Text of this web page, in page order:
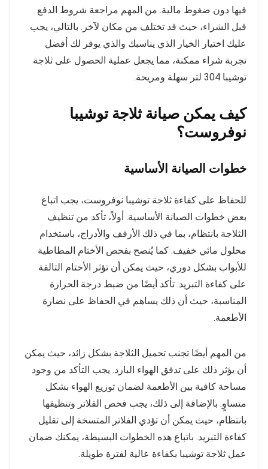
فيها دون ضغوط مالية. من المهم مراجعة شروط الدفع
قبل الشراء، حيث قد تختلف من مكان لآخر. بالتالي، يجب
عليك اختيار الخيار الذي يناسبك والذي يوفر لك أفضل
تجربة شراء ممكنة، مما يجعل عملية الحصول على ثلاجة
توشيبا 304 لتر سهلة ومريحة.
كيف يمكن صيانة ثلاجة توشيبا
نوفروست؟
خطوات الصيانة الأساسية
للحفاظ على كفاءة ثلاجة توشيبا نوفروست، يجب اتباع
بعض خطوات الصيانة الأساسية. أولاً، تأكد من تنظيف
الثلاجة بانتظام، بما في ذلك الأرفف والأدراج، باستخدام
محلول مائي خفيف. كما يُنصح بفحص الأختام المطاطية
للأبواب بشكل دوري، حيث يمكن أن تؤثر الأختام التالفة
على كفاءة التبريد. تأكد أيضًا من ضبط درجة الحرارة
المناسبة، حيث أن ذلك يساهم في الحفاظ على نضارة
الأطعمة.
من المهم أيضًا تجنب تحميل الثلاجة بشكل زائد، حيث يمكن
أن يؤثر ذلك على تدفق الهواء البارد. يجب التأكد من وجود
مساحة كافية بين الأطعمة لضمان توزيع الهواء بشكل
متساوٍ. بالإضافة إلى ذلك، يجب فحص الفلاتر وتنظيفها
بانتظام، حيث يمكن أن تؤدي الفلاتر المتسخة إلى تقليل
كفاءة التبريد. باتباع هذه الخطوات البسيطة، يمكنك ضمان
عمل ثلاجة توشيبا بكفاءة عالية لفترة طويلة.